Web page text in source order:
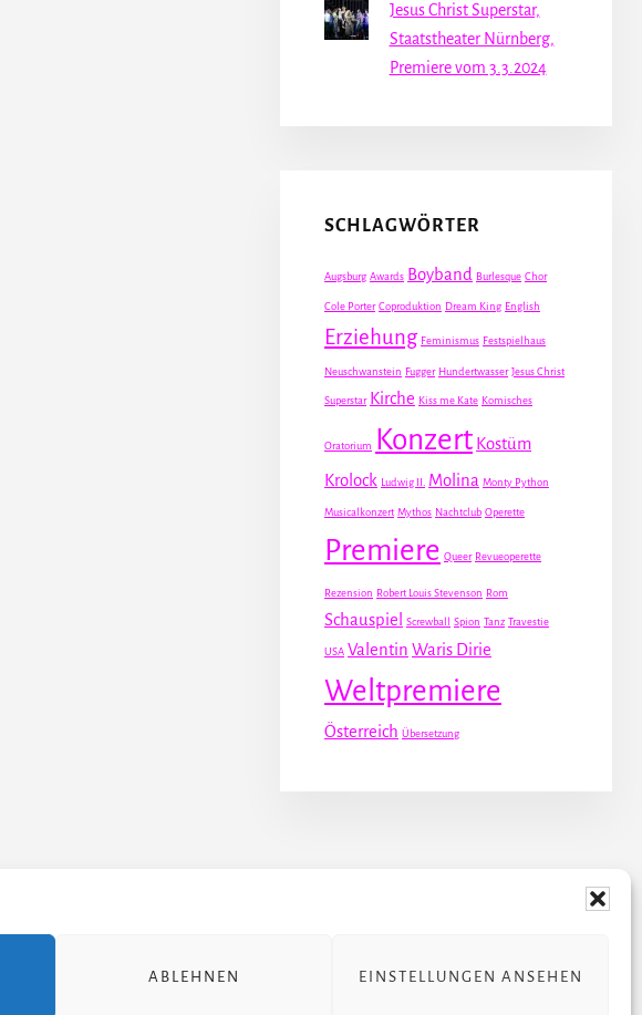
ABLEHNEN EINSTELLUNGEN ANSEHEN
Jesus Christ Superstar,
Staatstheater Nürnberg,
Premiere vom 3.3.2024
SCHLAGWÖRTER
Augsburg Awards Boyband Burlesque Chor
Cole Porter Coproduktion Dream King English
Erziehung Feminismus Festspielhaus
Neuschwanstein Fugger Hundertwasser Jesus Christ
Superstar Kirche Kiss me Kate Komisches
Oratorium Konzert Kostüm
Krolock Ludwig II. Molina Monty Python
Musicalkonzert Mythos Nachtclub Operette
Premiere Queer Revueoperette
Rezension Robert Louis Stevenson Rom
Schauspiel Screwball Spion Tanz Travestie
USA Valentin Waris Dirie
Weltpremiere
Österreich Übersetzung